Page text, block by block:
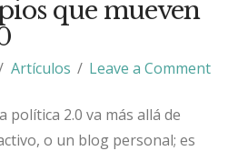
que mueven
Artículos Leave a Comment
política 2.0 va más allá de
o un blog personal; es